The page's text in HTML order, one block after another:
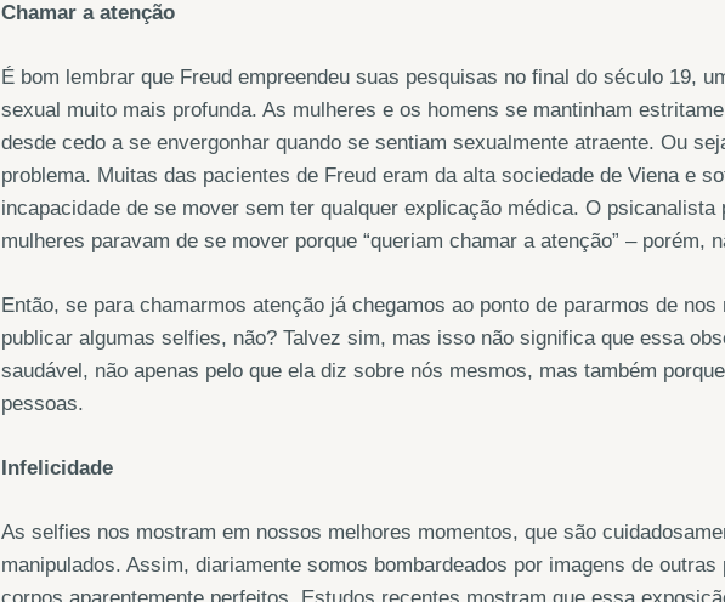
Chamar a atenção
É bom lembrar que Freud empreendeu suas pesquisas no final do século 19,
sexual muito mais profunda. As mulheres e os homens se mantinham
desde cedo a se envergonhar quando se sentiam sexualmente atraente. Ou
problema. Muitas das pacientes de Freud eram da alta sociedade de Viena e
incapacidade de se mover sem ter qualquer explicação médica. O psicanalista
mulheres paravam de se mover porque “queriam chamar a atenção” – porém,
Então, se para chamarmos atenção já chegamos ao ponto de pararmos de
publicar algumas selfies, não? Talvez sim, mas isso não significa que essa
saudável, não apenas pelo que ela diz sobre nós mesmos, mas também
pessoas.
Infelicidade
As selfies nos mostram em nossos melhores momentos, que são
manipulados. Assim, diariamente somos bombardeados por imagens de